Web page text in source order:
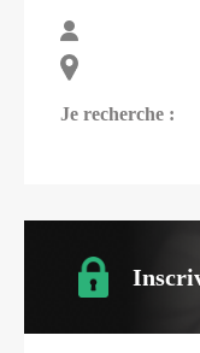
Je recherche :